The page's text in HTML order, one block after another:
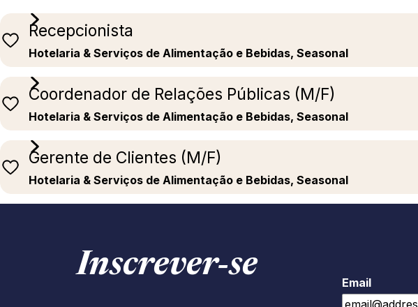
Recepcionista
Hotelaria & Serviços de Alimentação e Bebidas, Seasonal
Coordenador de Relações Públicas (M/F)
Hotelaria & Serviços de Alimentação e Bebidas, Seasonal
Gerente de Clientes (M/F)
Hotelaria & Serviços de Alimentação e Bebidas, Seasonal
Inscrever‑se
Email